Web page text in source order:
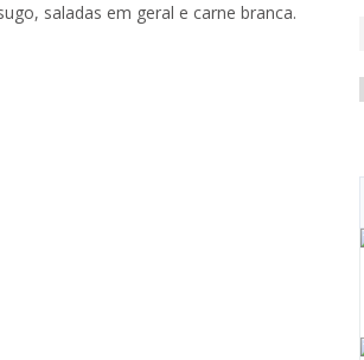
saladas em geral e carne branca.